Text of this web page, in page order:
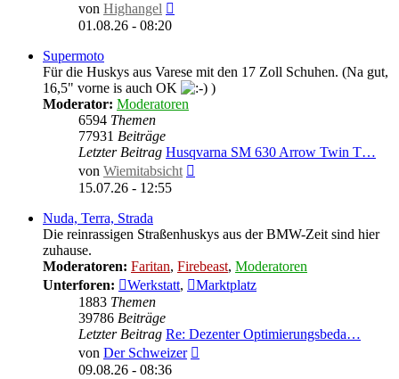
von Highangel
01.08.26 - 08:20
Supermoto
Für die Huskys aus Varese mit den 17 Zoll Schuhen. (Na gut,
16,5" vorne is auch OK
)
Moderator: Moderatoren
6594 Themen
77931 Beiträge
Letzter Beitrag Husqvarna SM 630 Arrow Twin T…
von Wiemitabsicht
15.07.26 - 12:55
Nuda, Terra, Strada
Die reinrassigen Straßenhuskys aus der BMW-Zeit sind hier
zuhause.
Moderatoren: Faritan, Firebeast, Moderatoren
Unterforen:
Werkstatt,
Marktplatz
1883 Themen
39786 Beiträge
Letzter Beitrag Re: Dezenter Optimierungsbeda…
von Der Schweizer
09.08.26 - 08:36